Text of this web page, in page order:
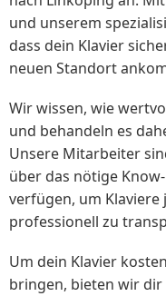
und unserem
dass dein Klavier
neuen Standort
Wir wissen, wie
und behandeln es
Unsere Mitarbeiter
über das nötige
verfügen, um
professionell zu
Um dein Klavier
bringen, bieten wir